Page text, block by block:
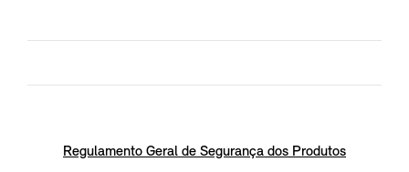
Regulamento Geral de Segurança dos Produtos